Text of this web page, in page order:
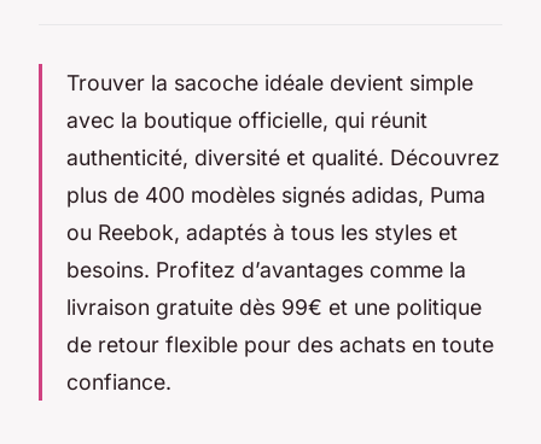
Trouver la sacoche idéale devient simple
avec la boutique officielle, qui réunit
authenticité, diversité et qualité. Découvrez
plus de 400 modèles signés adidas, Puma
ou Reebok, adaptés à tous les styles et
besoins. Profitez d’avantages comme la
livraison gratuite dès 99€ et une politique
de retour flexible pour des achats en toute
confiance.